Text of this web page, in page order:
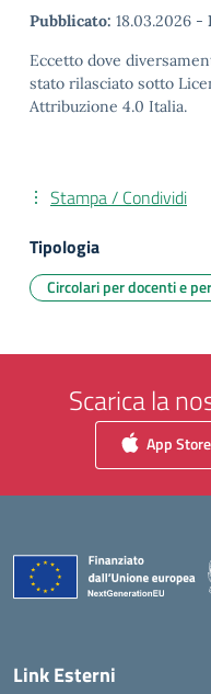
Pubblicato: 18.03.2026 -
Eccetto dove
stato rilasciato sotto
Attribuzione 4.0 Italia.
Stampa / Condividi
Tipologia
Circolari per docenti e
Scarica la
App Store
Link Esterni